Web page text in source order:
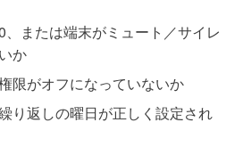
または端末がミュート／サイレ
か
限がオフになっていないか
り返しの曜日が正しく設定され